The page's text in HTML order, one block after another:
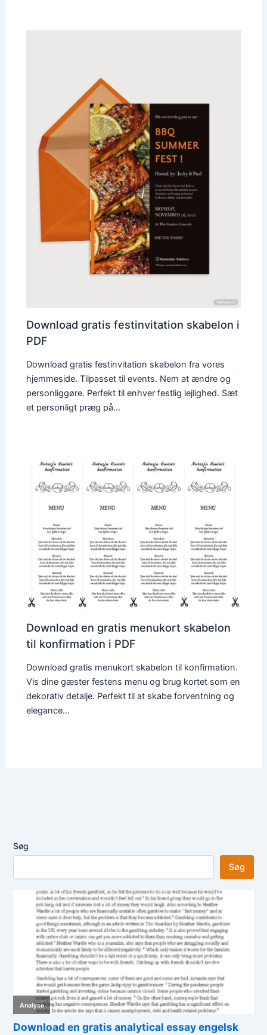
Download gratis festinvitation skabelon i
PDF
Download gratis festinvitation skabelon fra vores
hjemmeside. Tilpasset til events. Nem at ændre og
personliggøre. Perfekt til enhver festlig lejlighed. Sæt
et personligt præg på…
Download en gratis menukort skabelon
til konfirmation i PDF
Download gratis menukort skabelon til konfirmation.
Vis dine gæster festens menu og brug kortet som en
dekorativ detalje. Perfekt til at skabe forventning og
elegance…
Søg
Søg